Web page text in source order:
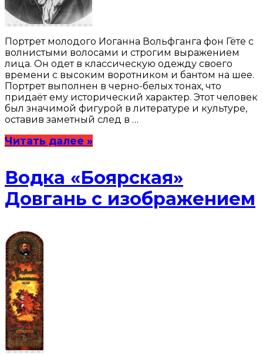
Портрет молодого Иоганна Вольфганга фон Гёте с
волнистыми волосами и строгим выражением
лица. Он одет в классическую одежду своего
времени с высоким воротником и бантом на шее.
Портрет выполнен в черно-белых тонах, что
придаёт ему исторический характер. Этот человек
был значимой фигурой в литературе и культуре,
оставив заметный след в …
Читать далее »
Водка «Боярская»
Довгань с изображением